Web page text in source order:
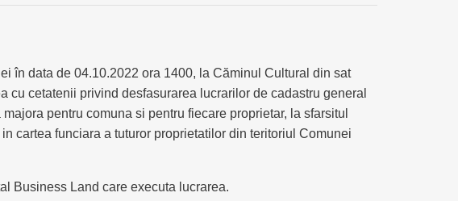
în data de 04.10.2022 ora 1400, la Căminul Cultural din sat
cu cetatenii privind desfasurarea lucrarilor de cadastru general
pentru comuna si pentru fiecare proprietar, la sfarsitul
cartea funciara a tuturor proprietatilor din teritoriul Comunei
Business Land care executa lucrarea.